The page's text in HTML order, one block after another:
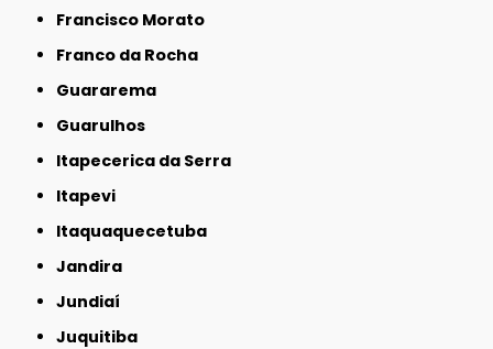
Francisco Morato
Franco da Rocha
Guararema
Guarulhos
Itapecerica da Serra
Itapevi
Itaquaquecetuba
Jandira
Jundiaí
Juquitiba